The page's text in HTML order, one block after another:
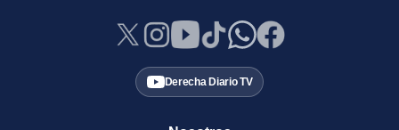
Derecha Diario TV